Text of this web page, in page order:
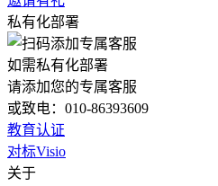
私有化部署
如需私有化部署
请添加您的专属客服
或致电：010-86393609
教育认证
对标Visio
关于